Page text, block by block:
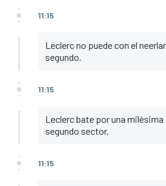
11:15
Leclerc no puede con el
segundo.
11:15
Leclerc bate por una milésima
segundo sector.
11:15